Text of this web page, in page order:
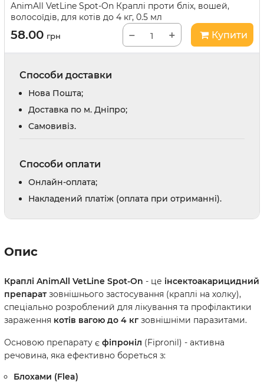
AnimAll VetLine Spot-On Краплі проти бліх, вошей,
волосоїдів, для котів до 4 кг, 0.5 мл
58.00 грн − + Купити
Способи доставки
Нова Пошта;
Доставка по м. Дніпро;
Cамовивіз.
Способи оплати
Онлайн-оплата;
Накладений платіж (оплата при отриманні).
Опис
Краплі AnimAll VetLine Spot-On - це інсектоакарицидний
препарат зовнішнього застосування (краплі на холку),
спеціально розроблений для лікування та профілактики
зараження котів вагою до 4 кг зовнішніми паразитами.
Основою препарату є фіпроніл (Fipronil) - активна
речовина, яка ефективно бореться з:
Блохами (Flea)